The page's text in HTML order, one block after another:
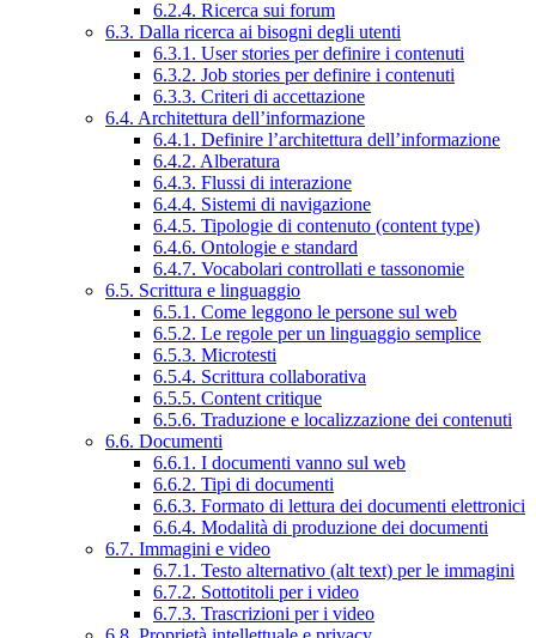
6.2.4. Ricerca sui forum
6.3. Dalla ricerca ai bisogni degli utenti
6.3.1. User stories per definire i contenuti
6.3.2. Job stories per definire i contenuti
6.3.3. Criteri di accettazione
6.4. Architettura dell’informazione
6.4.1. Definire l’architettura dell’informazione
6.4.2. Alberatura
6.4.3. Flussi di interazione
6.4.4. Sistemi di navigazione
6.4.5. Tipologie di contenuto (content type)
6.4.6. Ontologie e standard
6.4.7. Vocabolari controllati e tassonomie
6.5. Scrittura e linguaggio
6.5.1. Come leggono le persone sul web
6.5.2. Le regole per un linguaggio semplice
6.5.3. Microtesti
6.5.4. Scrittura collaborativa
6.5.5. Content critique
6.5.6. Traduzione e localizzazione dei contenuti
6.6. Documenti
6.6.1. I documenti vanno sul web
6.6.2. Tipi di documenti
6.6.3. Formato di lettura dei documenti elettronici
6.6.4. Modalità di produzione dei documenti
6.7. Immagini e video
6.7.1. Testo alternativo (alt text) per le immagini
6.7.2. Sottotitoli per i video
6.7.3. Trascrizioni per i video